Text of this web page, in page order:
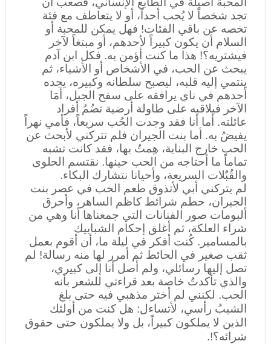
تجد شخصاً لا يُحب أحداً، أو لا يتعاطف مع فئة
تخصه عن باقي الفئات! فهل يمكن للمحبة أو
السلام أن يكون كبيراً لأحدهم، أو مبتغاً لآخر
فيشتريه؟! هذا ما كنت أؤمن به. فكل ابن آدم
يبحث عن الحب، في الأشخاص أو الأشياء، ثم
ينتمي إليه قلبه، ليصبح سلطانه وكبيره، يجده
أحدهم في ناي يرافقه على سفح الجبل، أمَا
الآخر فيلاقيه على طاولة أرضية تضُمُ أفراد
عائلته. أما أنا فقد وجدت الحُب سريعاً، فأمي نهراً
يفيضُ به. أما بنت الجيران فلم تتركني لأبحث عن
الحب خارج البناية، هِمتُ بها، فقد كانت تشبه
تماماً ما أحتاجه من الحب حينها. نقتسم الحلوى
والقُبٌلات السريعة، وأحيانا نتشارك البكاء.
لم يتركني أبي لأتذوق طعم الحب في عصر بنت
الجيران، حطم شرائط كاظم الساهر، وأحرق
ألبومات صور الفنانات التي جمعناها أنا وهي من
شراء العلكة، ثم أغلق إحكام الشبابيك
بالمسامير. كُنت أفكر في ليلة ما، أن أقوم بعمل
ثقب صغير في الحائط ثم أمرر لها منه رسالة! لم
تصل إليها رسائلي، ولم أصل أنا إلى كبيري،
والذي تأكدتُ خاصة بعد قراءتي للشعر بأنه
الحب. لكنني لم أختر مذهبي فيه حتى بلغ
الشيبُ رأسي، لأتساءل: هل كنت من أولئك
الذين لا يملكون كبيراً، بل ولا يملكون حتى حقوق
شرائه؟!.